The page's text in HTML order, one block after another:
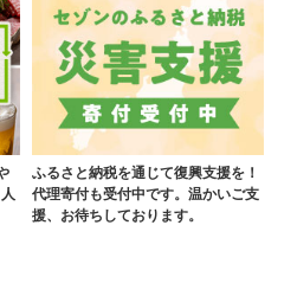
ふるさと納税を通じて復興支援を！
代理寄付も受付中です。温かいご支
援、お待ちしております。